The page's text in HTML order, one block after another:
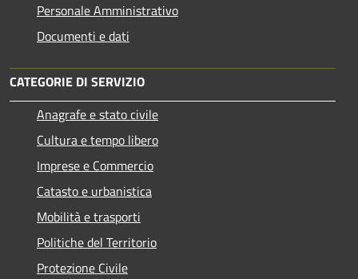
Personale Amministrativo
Documenti e dati
CATEGORIE DI SERVIZIO
Anagrafe e stato civile
Cultura e tempo libero
Imprese e Commercio
Catasto e urbanistica
Mobilità e trasporti
Politiche del Territorio
Protezione Civile